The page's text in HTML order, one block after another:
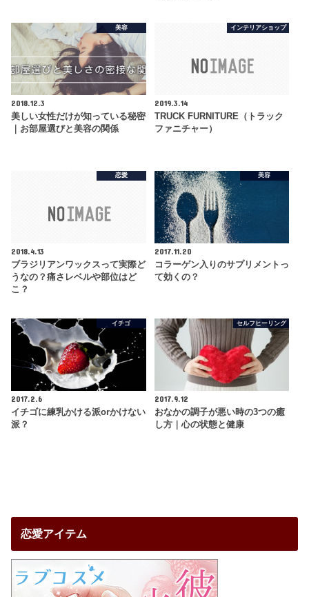
美容
2018.12.3
美しい女性だけが知っている秘密
｜お部屋選びと美容の関係
インテリアショップ
2019.3.14
TRUCK FURNITURE（トラック
ファニチャー）
恋愛
2018.4.13
ブラジリアンワックスって実際ど
うなの？痛さレベルや部位はど
こ？
美容
2017.11.20
コラーゲン入りのサプリメントっ
て効くの？
イチゴ
2017.2.6
イチゴに練乳かける派orかけない
派？
セルフヒーリング
2017.9.12
おなかの調子が悪い時の3つの癒
し方｜心の状態と健康
恋愛アイテム